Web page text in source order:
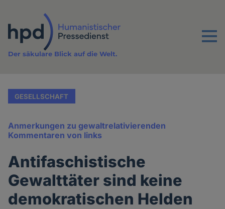
Inhalt
Menu
Der säkulare Blick auf die Welt.
GESELLSCHAFT
Anmerkungen zu gewaltrelativierenden
Kommentaren von links
Antifaschistische
Gewalttäter sind keine
demokratischen Helden